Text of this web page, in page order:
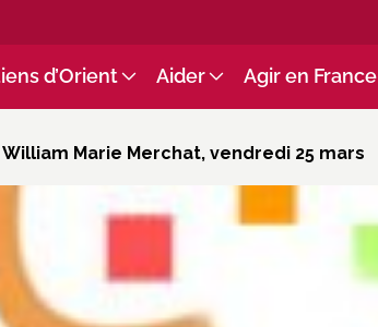
d’Orient Aider Agir en France
Marie Merchat, vendredi 25 mars